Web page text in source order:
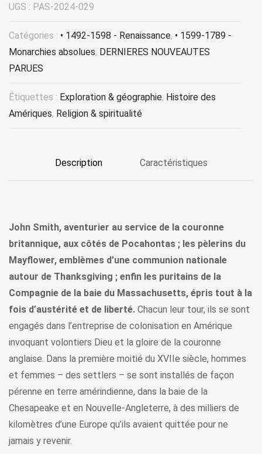
UGS : PAS-2024-029
Catégories : • 1492-1598 - Renaissance, • 1599-1789 -
Monarchies absolues, DERNIERES NOUVEAUTES
PARUES
Étiquettes : Exploration & géographie, Histoire des
Amériques, Religion & spiritualité
Description Caractéristiques
John Smith, aventurier au service de la couronne
britannique, aux côtés de Pocahontas ; les pèlerins du
Mayflower, emblèmes d’une communion nationale
autour de Thanksgiving ; enfin les puritains de la
Compagnie de la baie du Massachusetts, épris tout à la
fois d’austérité et de liberté. Chacun leur tour, ils se sont
engagés dans l’entreprise de colonisation en Amérique
invoquant volontiers Dieu et la gloire de la couronne
anglaise. Dans la première moitié du XVIIe siècle, hommes
et femmes – des settlers – se sont installés de façon
pérenne en terre amérindienne, dans la baie de la
Chesapeake et en Nouvelle-Angleterre, à des milliers de
kilomètres d’une Europe qu’ils avaient quittée pour ne
jamais y revenir.